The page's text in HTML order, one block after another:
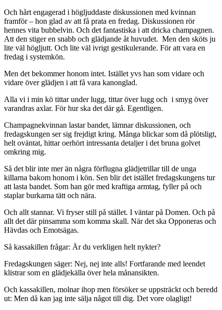
Och hårt engagerad i högljuddaste diskussionen med kvinnan
framför – hon glad av att få prata en fredag. Diskussionen rör
hennes vita bubbelvin. Och det fantastiska i att dricka champagnen.
Att den stiger en snabb och glädjande åt huvudet. Men den sköts ju
lite väl högljutt. Och lite väl ivrigt gestikulerande. För att vara en
fredag i systemkön.
Men det bekommer honom intet. Istället yvs han som vidare och
vidare över glädjen i att få vara kanonglad.
Alla vi i min kö tittar under lugg, tittar över lugg och i smyg över
varandras axlar. För hur ska det där gå. Egentligen.
Champagnekvinnan lastar bandet, lämnar diskussionen, och
fredagskungen ser sig frejdigt kring. Många blickar som då plötsligt,
helt oväntat, hittar oerhört intressanta detaljer i det bruna golvet
omkring mig.
Så det blir inte mer än några förflugna glädjetrillar till de unga
killarna bakom honom i kön. Sen blir det istället fredagskungens tur
att lasta bandet. Som han gör med kraftiga armtag, fyller på och
staplar burkarna tätt och nära.
Och allt stannar. Vi fryser still på stället. I väntar på Domen. Och på
allt det där pinsamma som komma skall. När det ska Opponeras och
Hävdas och Emotsägas.
Så kassakillen frågar: Är du verkligen helt nykter?
Fredagskungen säger: Nej, nej inte alls! Fortfarande med leendet
klistrar som en glädjekälla över hela månansikten.
Och kassakillen, molnar ihop men försöker se uppsträckt och beredd
ut: Men då kan jag inte sälja något till dig. Det vore olagligt!